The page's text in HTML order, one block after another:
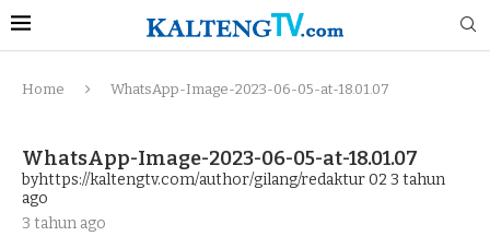
Home WhatsApp-Image-2023-06-05-at-18.01.07
WhatsApp-Image-2023-06-05-at-18.01.07
byhttps://kaltengtv.com/author/gilang/redaktur 02 3 tahun
ago
3 tahun ago